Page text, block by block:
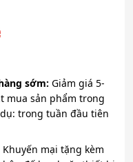
sớm: Giảm giá 5-
mua sản phẩm trong
trong tuần đầu tiên
Khuyến mại tặng kèm